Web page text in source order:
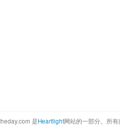
是Heartlight网站的一部分。所